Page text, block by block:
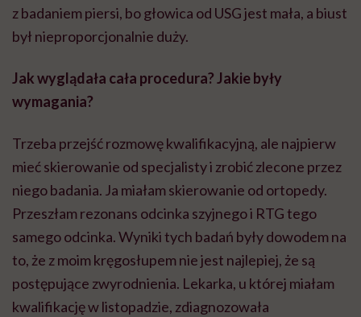
z badaniem piersi, bo głowica od USG jest mała, a biust
był nieproporcjonalnie duży.
Jak wyglądała cała procedura? Jakie były
wymagania?
Trzeba przejść rozmowę kwalifikacyjną, ale najpierw
mieć skierowanie od specjalisty i zrobić zlecone przez
niego badania. Ja miałam skierowanie od ortopedy.
Przeszłam rezonans odcinka szyjnego i RTG tego
samego odcinka. Wyniki tych badań były dowodem na
to, że z moim kręgosłupem nie jest najlepiej, że są
postępujące zwyrodnienia. Lekarka, u której miałam
kwalifikację w listopadzie, zdiagnozowała